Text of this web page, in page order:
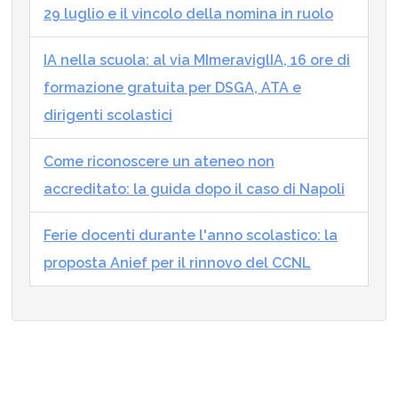
29 luglio e il vincolo della nomina in ruolo
IA nella scuola: al via MImeraviglIA, 16 ore di
formazione gratuita per DSGA, ATA e
dirigenti scolastici
Come riconoscere un ateneo non
accreditato: la guida dopo il caso di Napoli
Ferie docenti durante l'anno scolastico: la
proposta Anief per il rinnovo del CCNL